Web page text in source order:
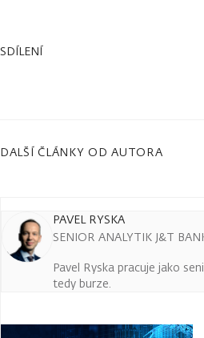
SDÍLENÍ
DALŠÍ ČLÁNKY OD AUTORA
PAVEL RYSKA
SENIOR ANALYTIK J&T
Pavel Ryska pracuje jako
tedy burze.